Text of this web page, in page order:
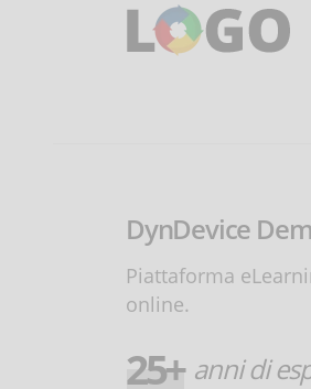
DynDevice
Piattaforma
online.
25+ anni di